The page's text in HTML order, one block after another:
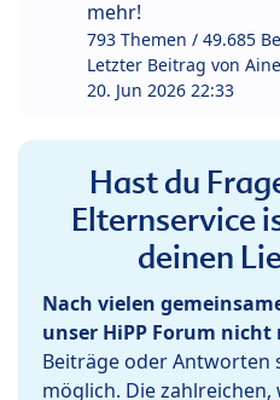
mehr!
793 Themen / 49.685
Letzter Beitrag von
20. Jun 2026 22:33
Hast du
Elternservice
deinen
Nach vielen
unser HiPP Forum
Beiträge oder Antworten
möglich. Die